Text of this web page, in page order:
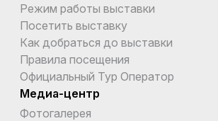
Режим работы выставки
Посетить выставку
Как добраться до выставки
Правила посещения
Официальный Тур Оператор
Медиа-центр
Фотогалерея